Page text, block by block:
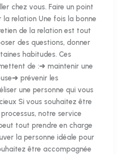
chez vous. Faire un point
la relation Une fois la bonne
de la relation est tout
des questions, donner
habitudes. Ces
de :➜ maintenir une
prévenir les
une personne qui vous
Si vous souhaitez être
notre service
tout prendre en charge
la personne idéale pour
être accompagnée